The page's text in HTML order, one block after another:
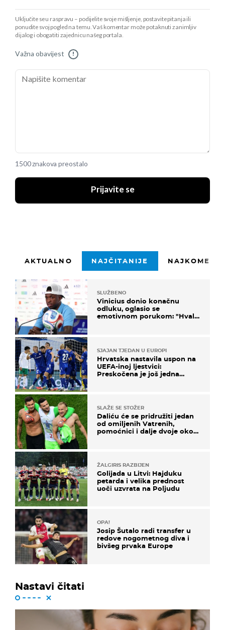
Uključite se u raspravu – podijelite svoje mišljenje, postavite pitanja ili
ponudite svoj pogled na temu. Vaš komentar može potaknuti zanimljiv
dijalog i obogatiti zajednicu našeg portala.
Važna obavijest !
1500 znakova preostalo
Prijavite se
AKTUALNO NAJČITANIJE
SLUŽBENO
Vinicius donio konačnu
odluku, oglasio se
emotivnom porukom: "Hvala
SJAJAN TJEDAN U EUROPI
Hrvatska nastavila uspon na
UEFA-inoj ljestvici:
Preskočena je još jedna
SLAŽE SE STOŽER
Daliću će se pridružiti jedan
od omiljenih Vatrenih,
pomoćnici i dalje dvoje oko
ŽALGIRIS RAZBIJEN
Golijada u Litvi: Hajduku
petarda i velika prednost
uoči uzvrata na Poljudu
OPA!
Josip Šutalo radi transfer u
redove nogometnog diva i
bivšeg prvaka Europe
Nastavi čitati